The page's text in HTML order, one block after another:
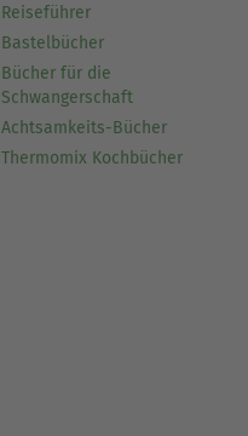
Reiseführer
Bastelbücher
Bücher für die
Schwangerschaft
Achtsamkeits-Bücher
Thermomix Kochbücher